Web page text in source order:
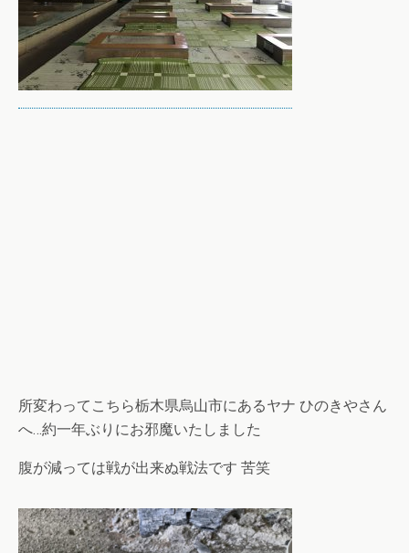
所変わってこちら栃木県烏山市にあるヤナ ひのきやさん
へ…約一年ぶりにお邪魔いたしました
腹が減っては戦が出来ぬ戦法です 苦笑